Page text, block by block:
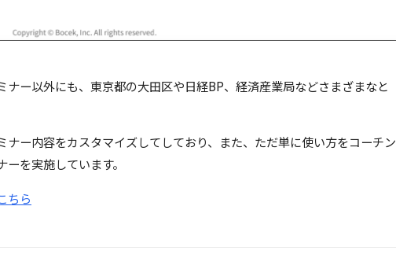
ー以外にも、東京都の大田区や日経BP、経済産業局などさまざまなと
ー内容をカスタマイズしてしており、また、ただ単に使い方をコーチン
を実施しています。
ちら